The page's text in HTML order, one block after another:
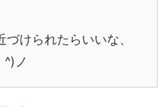
けられたらいいな、
^)ノ